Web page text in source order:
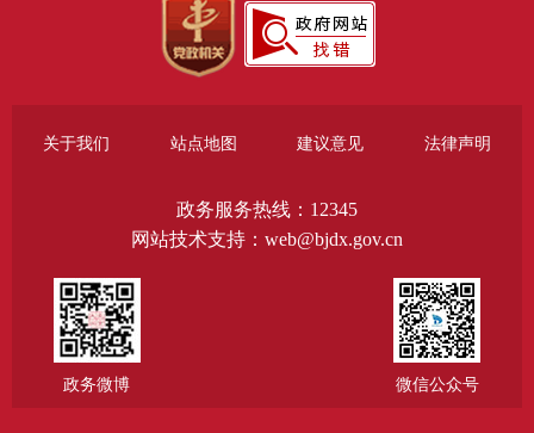
关于我们 站点地图 建议意见 法律声明
政务服务热线：12345
网站技术支持：web@bjdx.gov.cn
政务微博 微信公众号